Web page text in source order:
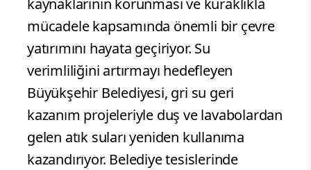
kaynaklarının korunması ve kuraklıkla
mücadele kapsamında önemli bir çevre
yatırımını hayata geçiriyor. Su
verimliliğini artırmayı hedefleyen
Büyükşehir Belediyesi, gri su geri
kazanım projeleriyle duş ve lavabolardan
gelen atık suları yeniden kullanıma
kazandırıyor. Belediye tesislerinde